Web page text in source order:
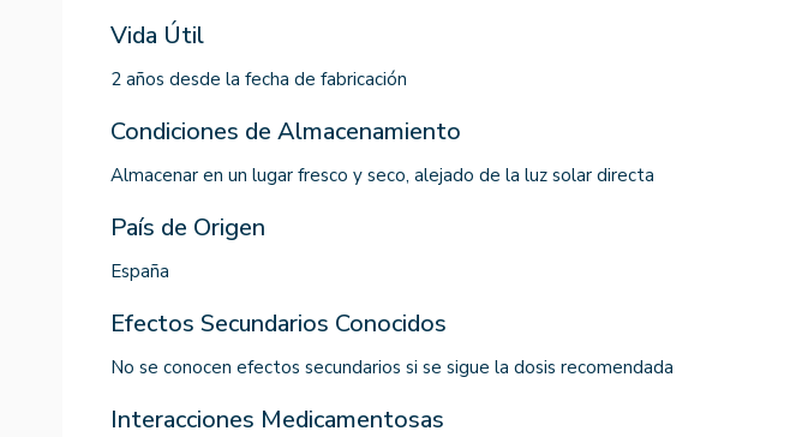
Vida Útil
2 años desde la fecha de fabricación
Condiciones de Almacenamiento
Almacenar en un lugar fresco y seco, alejado de la luz solar directa
País de Origen
España
Efectos Secundarios Conocidos
No se conocen efectos secundarios si se sigue la dosis recomendada
Interacciones Medicamentosas